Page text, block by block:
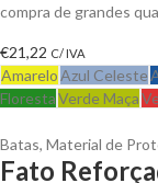
compra de grandes
€21,22 C/ IVA
AmareloAzul Celeste
FlorestaVerde Maça
Batas, Material de
Fato